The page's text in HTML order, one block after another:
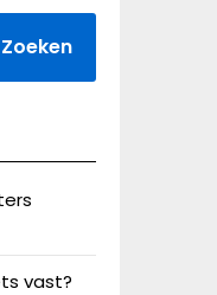
Zoeken
vast?